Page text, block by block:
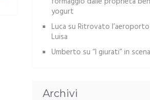
yogurt
Luca su Ritrovato
Luisa
Umberto su “I giurati” in
Archivi